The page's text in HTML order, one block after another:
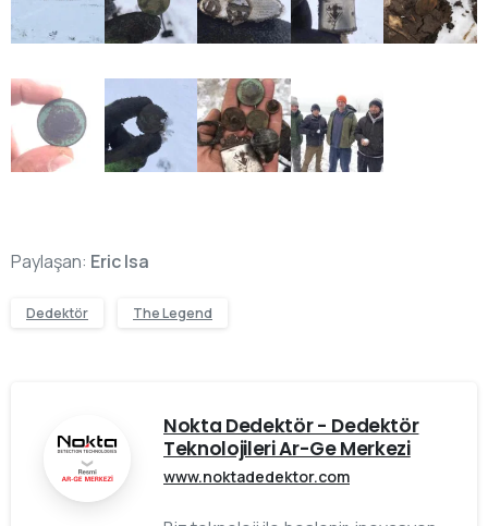
Paylaşan: Eric Isa
Dedektör The Legend
Nokta Dedektör - Dedektör
Teknolojileri Ar-Ge Merkezi
www.noktadedektor.com